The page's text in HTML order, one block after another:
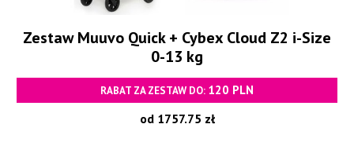
Zestaw Muuvo Quick + Cybex Cloud Z2 i-Size
0-13 kg
RABAT ZA ZESTAW DO: 120 PLN
od 1757.75 zł